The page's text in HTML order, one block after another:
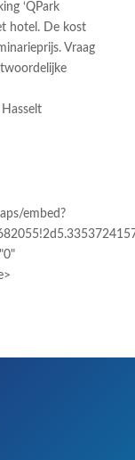
‘QPark
hotel. De kost
Vraag
Hasselt
embed?